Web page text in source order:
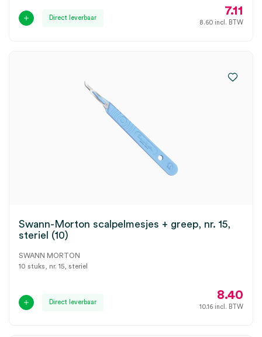
Direct leverbaar
7.11
8.60 incl. BTW
Swann-Morton scalpelmesjes + greep, nr. 15,
steriel (10)
SWANN MORTON
10 stuks, nr. 15, steriel
Direct leverbaar
8.40
10.16 incl. BTW